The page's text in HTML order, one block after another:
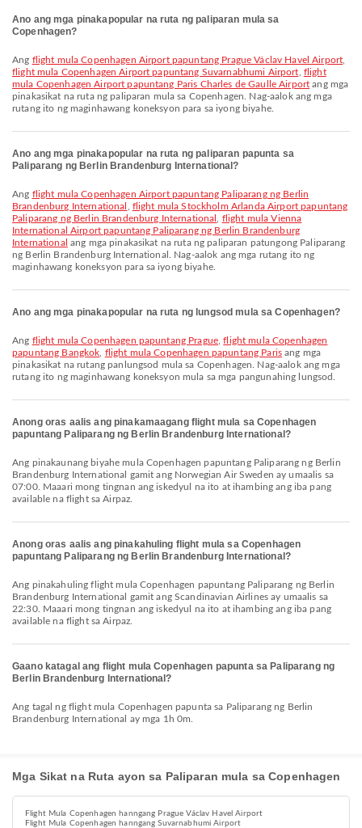
Ano ang mga pinakapopular na ruta ng paliparan mula sa
Copenhagen?
Ang flight mula Copenhagen Airport papuntang Prague Václav Havel Airport
flight mula Copenhagen Airport papuntang Suvarnabhumi Airport flight
mula Copenhagen Airport papuntang Paris Charles de Gaulle Airport ang mga
pinakasikat na ruta ng paliparan mula sa Copenhagen. Nag-aalok ang mga
rutang ito ng maginhawang koneksyon para sa iyong biyahe.
Ano ang mga pinakapopular na ruta ng paliparan papunta sa
Paliparang ng Berlin Brandenburg International?
Ang flight mula Copenhagen Airport papuntang Paliparang ng Berlin
Brandenburg International
flight mula Stockholm Arlanda Airport papuntang
Paliparang ng Berlin Brandenburg International
flight mula Vienna
International Airport papuntang Paliparang ng Berlin Brandenburg
International ang mga pinakasikat na ruta ng paliparan patungong Paliparang
ng Berlin Brandenburg International. Nag-aalok ang mga rutang ito ng
maginhawang koneksyon para sa iyong biyahe.
Ano ang mga pinakapopular na ruta ng lungsod mula sa Copenhagen?
Ang flight mula Copenhagen papuntang Prague ,flight mula Copenhagen
papuntang Bangkok flight mula Copenhagen papuntang Paris ang mga
pinakasikat na rutang panlungsod mula sa Copenhagen. Nag-aalok ang mga
rutang ito ng maginhawang koneksyon mula sa mga pangunahing lungsod.
Anong oras aalis ang pinakamaagang flight mula sa Copenhagen
papuntang Paliparang ng Berlin Brandenburg International?
Ang pinakaunang biyahe mula Copenhagen papuntang Paliparang ng Berlin
Brandenburg International gamit ang Norwegian Air Sweden ay umaalis sa
07:00. Maaari mong tingnan ang iskedyul na ito at ihambing ang iba pang
available na flight sa Airpaz.
Anong oras aalis ang pinakahuling flight mula sa Copenhagen
papuntang Paliparang ng Berlin Brandenburg International?
Ang pinakahuling flight mula Copenhagen papuntang Paliparang ng Berlin
Brandenburg International gamit ang Scandinavian Airlines ay umaalis sa
22:30. Maaari mong tingnan ang iskedyul na ito at ihambing ang iba pang
available na flight sa Airpaz.
Gaano katagal ang flight mula Copenhagen papunta sa Paliparang ng
Berlin Brandenburg International?
Ang tagal ng flight mula Copenhagen papunta sa Paliparang ng Berlin
Brandenburg International ay mga 1h 0m.
Mga Sikat na Ruta ayon sa Paliparan mula sa Copenhagen
Flight Mula Copenhagen hanngang Prague Václav Havel Airport
Flight Mula Copenhagen hanngang Suvarnabhumi Airport